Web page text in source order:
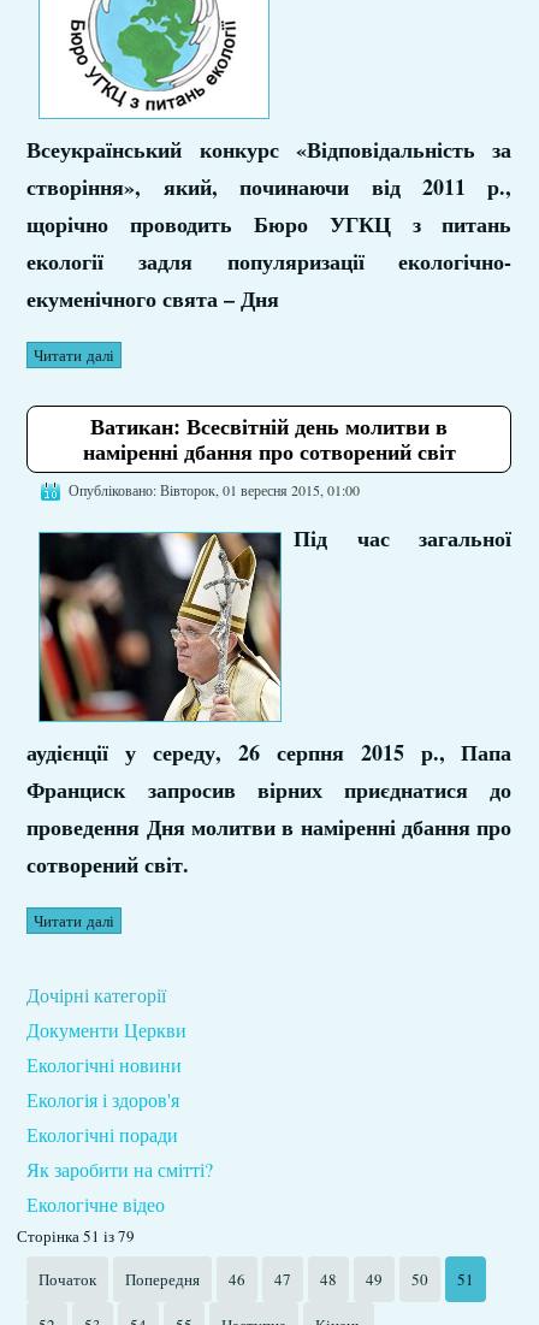
Всеукраїнський конкурс «Відповідальність за
створіння», який, починаючи від 2011 р.,
щорічно проводить Бюро УГКЦ з питань
екології задля популяризації екологічно-
екуменічного свята – Дня
Читати далі
Ватикан: Всесвітній день молитви в
наміренні дбання про сотворений світ
Опубліковано: Вівторок, 01 вересня 2015, 01:00
Під час загальної
аудієнції у середу, 26 серпня 2015 р., Папа
Франциск запросив вірних приєднатися до
проведення Дня молитви в наміренні дбання про
сотворений світ.
Читати далі
Дочірні категорії
Документи Церкви
Екологічні новини
Екологія і здоров'я
Екологічні поради
Як заробити на смітті?
Екологічне відео
Сторінка 51 із 79
Початок
Попередня 46 47 48 49 50 51